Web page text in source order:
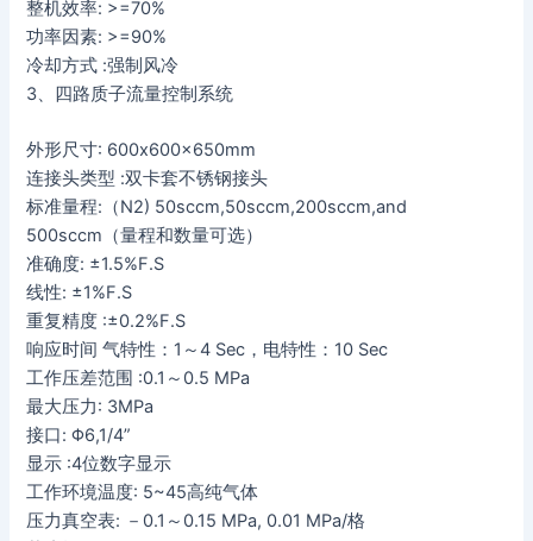
整机效率: >=70%
功率因素: >=90%
冷却方式 :强制风冷
3、四路质子流量控制系统
外形尺寸: 600x600x650mm
连接头类型 :双卡套不锈钢接头
标准量程:（N2) 50sccm,50sccm,200sccm,and
500sccm（量程和数量可选）
准确度: ±1.5%F.S
线性: ±1%F.S
重复精度 :±0.2%F.S
响应时间 气特性：1～4 Sec，电特性：10 Sec
工作压差范围 :0.1～0.5 MPa
最大压力: 3MPa
接口: Φ6,1/4”
显示 :4位数字显示
工作环境温度: 5~45高纯气体
压力真空表: －0.1～0.15 MPa, 0.01 MPa/格